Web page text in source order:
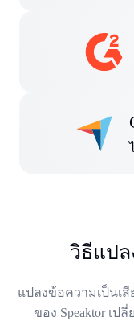
วิธีแปล
แปลงข้อความเป็นเสี
ของ Speaktor เป